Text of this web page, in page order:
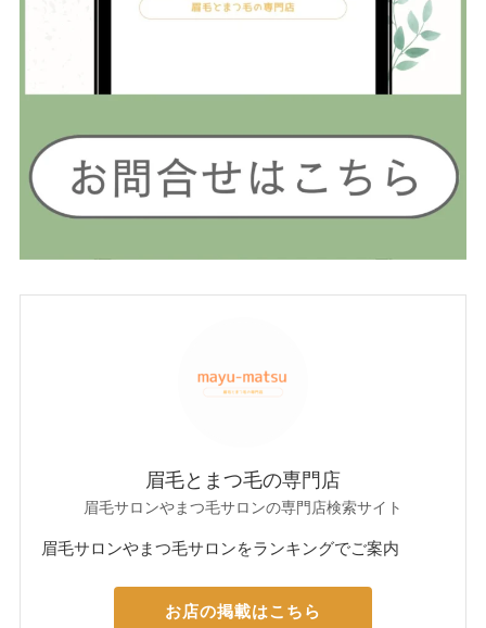
眉毛とまつ毛の専門店
眉毛サロンやまつ毛サロンの専門店検索サイト
眉毛サロンやまつ毛サロンをランキングでご案内
お店の掲載はこちら